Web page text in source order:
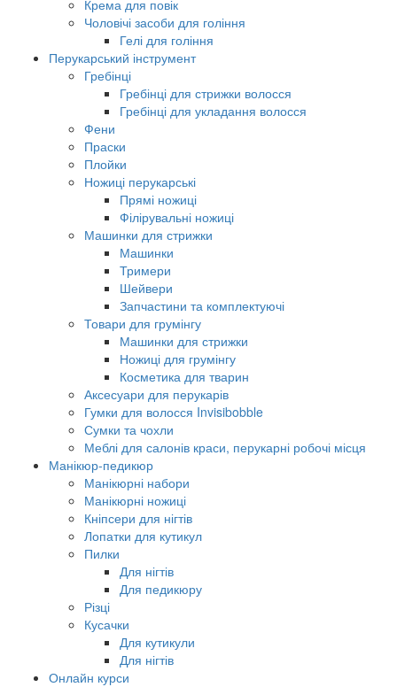
Крема для повік
Чоловічі засоби для гоління
Гелі для гоління
Перукарський інструмент
Гребінці
Гребінці для стрижки волосся
Гребінці для укладання волосся
Фени
Праски
Плойки
Ножиці перукарські
Прямі ножиці
Філірувальні ножиці
Машинки для стрижки
Машинки
Тримери
Шейвери
Запчастини та комплектуючі
Товари для грумінгу
Машинки для стрижки
Ножиці для грумінгу
Косметика для тварин
Аксесуари для перукарів
Гумки для волосся Invisibobble
Сумки та чохли
Меблі для салонів краси, перукарні робочі місця
Манікюр-педикюр
Манікюрні набори
Манікюрні ножиці
Кніпсери для нігтів
Лопатки для кутикул
Пилки
Для нігтів
Для педикюру
Різці
Кусачки
Для кутикули
Для нігтів
Онлайн курси